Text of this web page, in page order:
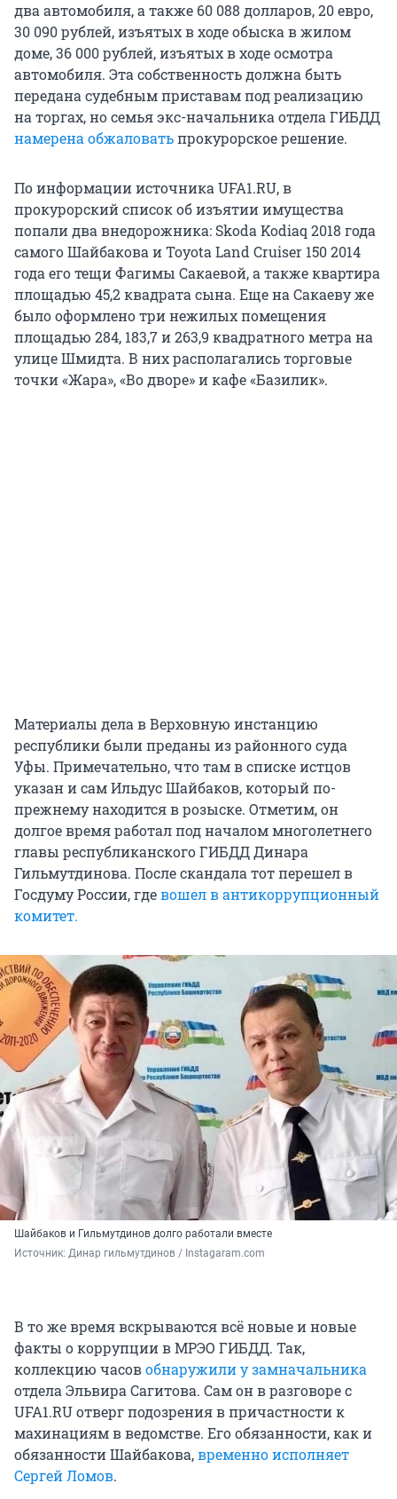
два автомобиля, а также 60 088 долларов, 20 евро,
30 090 рублей, изъятых в ходе обыска в жилом
доме, 36 000 рублей, изъятых в ходе осмотра
автомобиля. Эта собственность должна быть
передана судебным приставам под реализацию
на торгах, но семья экс-начальника отдела ГИБДД
намерена обжаловатьпрокурорское решение.
По информации источника UFA1.RU, в
прокурорский список об изъятии имущества
попали два внедорожника: Skoda Kodiaq 2018 года
самого Шайбакова и Toyota Land Cruiser 150 2014
года его тещи Фагимы Сакаевой, а также квартира
площадью 45,2 квадрата сына. Еще на Сакаеву же
было оформлено три нежилых помещения
площадью 284, 183,7 и 263,9 квадратного метра на
улице Шмидта. В них располагались торговые
точки «Жара», «Во дворе» и кафе «Базилик».
Материалы дела в Верховную инстанцию
республики были преданы из районного суда
Уфы. Примечательно, что там в списке истцов
указан и сам Ильдус Шайбаков, который по-
прежнему находится в розыске. Отметим, он
долгое время работал под началом многолетнего
главы республиканского ГИБДД Динара
Гильмутдинова. После скандала тот перешел в
Госдуму России, гдевошел в антикоррупционный
комитет.
Шайбаков и Гильмутдинов долго работали вместе
Источник: Динар гильмутдинов / Instagaram.com
В то же время вскрываются всё новые и новые
факты о коррупции в МРЭО ГИБДД. Так,
коллекцию часовобнаружили у замначальника
отдела Эльвира Сагитова. Сам он в разговоре с
UFA1.RU отверг подозрения в причастности к
махинациям в ведомстве. Его обязанности, как и
обязанности Шайбакова,временно исполняет
Сергей Ломов.